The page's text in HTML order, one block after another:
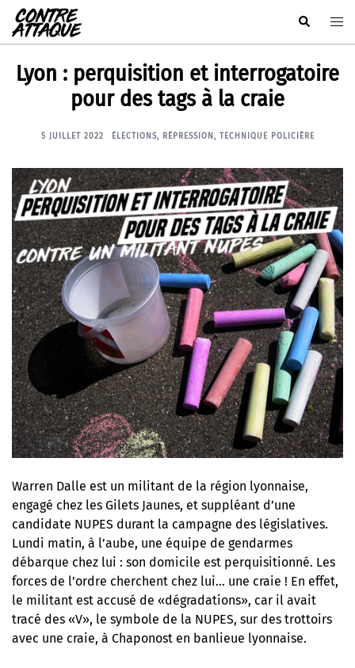
Aller
au
contenu
Rechercher
Lyon : perquisition et interrogatoire
pour des tags à la craie
5 JUILLET 2022 ÉLECTIONS, RÉPRESSION , TECHNIQUE POLICIÈRE
Warren Dalle est un militant de la région lyonnaise,
engagé chez les Gilets Jaunes, et suppléant d’une
candidate NUPES durant la campagne des législatives.
Lundi matin, à l’aube, une équipe de gendarmes
débarque chez lui : son domicile est perquisitionné. Les
forces de l’ordre cherchent chez lui… une craie ! En effet,
le militant est accusé de «dégradations», car il avait
tracé des «V», le symbole de la NUPES, sur des trottoirs
avec une craie, à Chaponost en banlieue lyonnaise.